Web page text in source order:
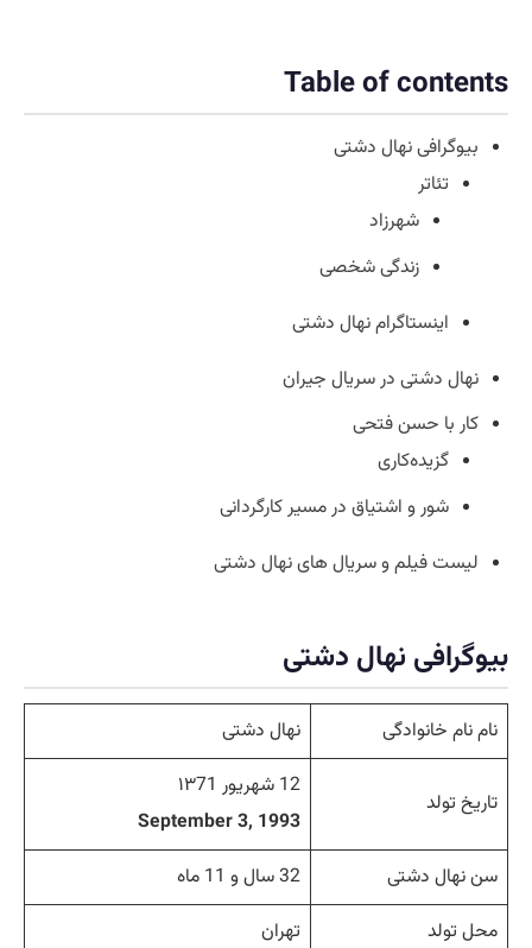
Table of contents
بیوگرافی نهال دشتی
تئاتر
شهرزاد
زندگی شخصی
اینستاگرام نهال دشتی
نهال دشتی در سریال جیران
کار با حسن فتحی
گزیده‌کاری
شور و اشتیاق در مسیر کارگردانی
لیست فیلم و سریال های نهال دشتی
بیوگرافی نهال دشتی
نام نام خانوادگی نهال دشتی
تاریخ تولد
12 شهریور ۱۳71
September 3, 1993
سن نهال دشتی
32 سال و 11 ماه
محل تولد
تهران